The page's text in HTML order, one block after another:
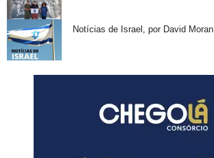
Notícias de Israel, por David Moran